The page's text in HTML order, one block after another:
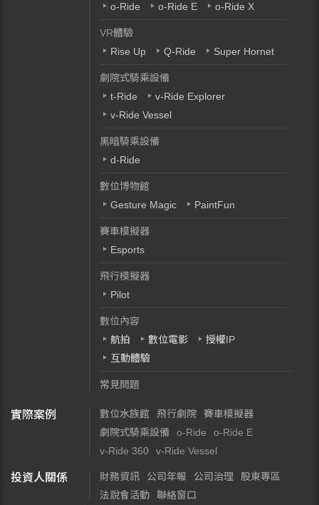
o-Ride
o-Ride E o-Ride X
VR體驗
Rise Up
Q-Ride Super Hornet
劇院式騎乘設備
t-Ride
v-Ride Explorer
v-Ride Vessel
黑暗騎乘設備
d-Ride
數位博物館
Gesture Magic
PaintFun
賽車模擬器
Esports
飛行模擬器
Pilot
數位內容
航拍
數位電影
授權IP
互動體驗
常見問題
實際案例 數位水族館 飛行劇院
賽車模擬器
劇院式騎乘設備
o-Ride
o-Ride E
v-Ride 360
v-Ride Vessel
投資人關係 財務資訊 公司年報 公司治理
股東專區
法說會活動
聯絡窗口